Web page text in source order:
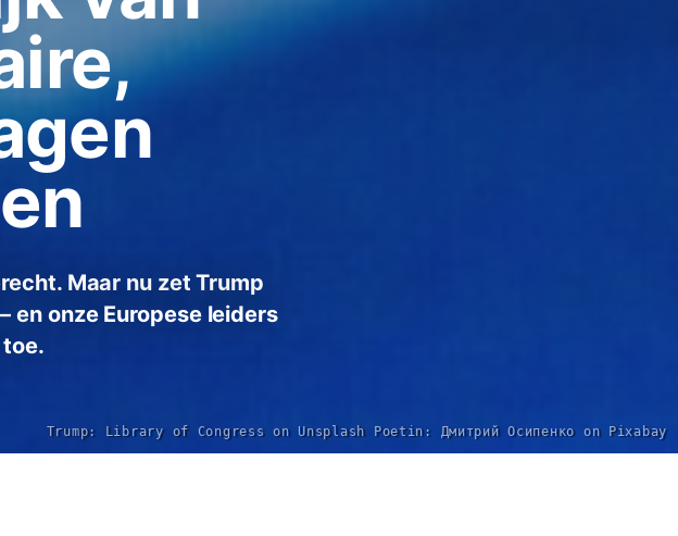
Maar nu zet Trump
en onze Europese leiders
Trump: Library of Congress on Unsplash Poetin: Дмитрий Осипенко on Pixabay